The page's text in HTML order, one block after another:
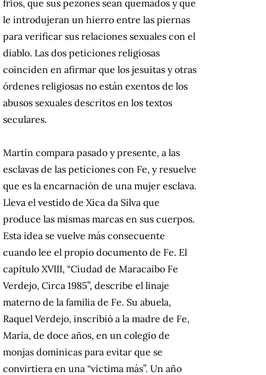
fríos, que sus pezones sean quemados y que
le introdujeran un hierro entre las piernas
para verificar sus relaciones sexuales con el
diablo. Las dos peticiones religiosas
coinciden en afirmar que los jesuitas y otras
órdenes religiosas no están exentos de los
abusos sexuales descritos en los textos
seculares.
Martín compara pasado y presente, a las
esclavas de las peticiones con Fe, y resuelve
que es la encarnación de una mujer esclava.
Lleva el vestido de Xica da Silva que
produce las mismas marcas en sus cuerpos.
Esta idea se vuelve más consecuente
cuando lee el propio documento de Fe. El
capítulo XVIII, “Ciudad de Maracaibo Fe
Verdejo, Circa 1985”, describe el linaje
materno de la familia de Fe. Su abuela,
Raquel Verdejo, inscribió a la madre de Fe,
María, de doce años, en un colegio de
monjas dominicas para evitar que se
convirtiera en una “víctima más”. Un año